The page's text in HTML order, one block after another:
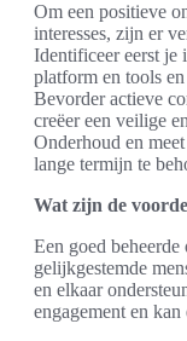
Om een positieve
interesses, zijn er
Identificeer eerst je
platform en tools
Bevorder actieve
creëer een veilige
Onderhoud en
lange termijn te
Wat zijn de
Een goed
gelijkgestemde
en elkaar
engagement en